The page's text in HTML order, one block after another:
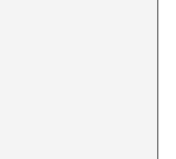
artística, eran
de manera gradual las
el funcionamiento
sumirlo en el máximo
La iluminación,
las líneas